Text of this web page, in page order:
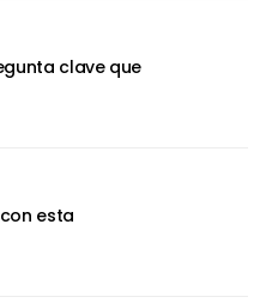
clave que
con esta